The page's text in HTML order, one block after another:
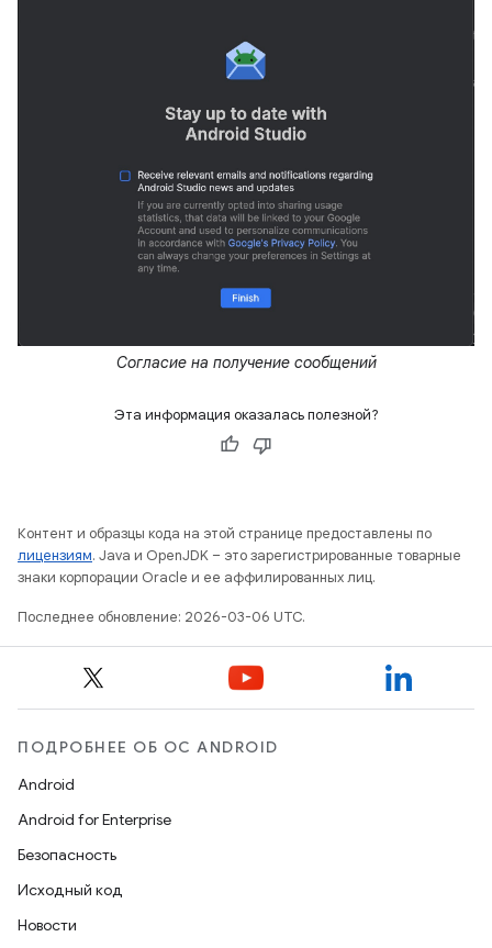
Согласие на получение сообщений
Эта информация оказалась полезной?
Контент и образцы кода на этой странице предоставлены по
лицензиям. Java и OpenJDK – это зарегистрированные товарные
знаки корпорации Oracle и ее аффилированных лиц.
Последнее обновление: 2026-03-06 UTC.
ПОДРОБНЕЕ ОБ ОС ANDROID
Android
Android for Enterprise
Безопасность
Исходный код
Новости